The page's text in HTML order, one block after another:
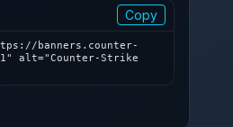
Copy
banners.counter-
alt="Counter-Strike